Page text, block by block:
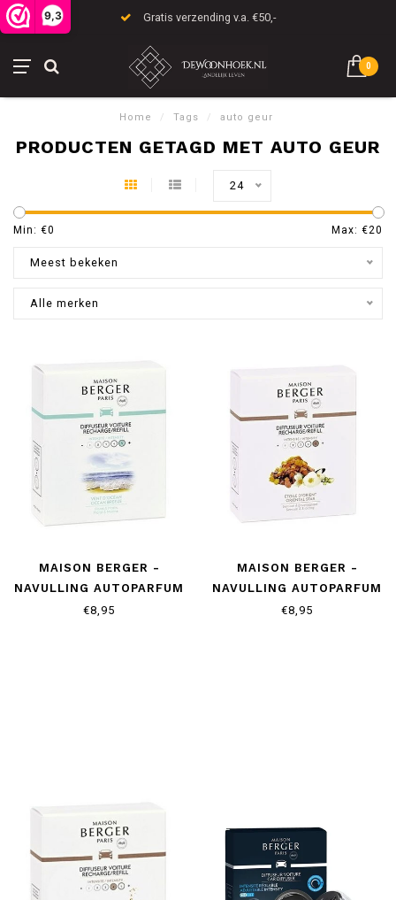
9,3 Gratis verzending v.a. €50,-
0
Home / Tags / auto geur
PRODUCTEN GETAGD MET AUTO GEUR
24
Min: €0 Max: €20
Meest bekeken
Alle merken
MAISON BERGER -
NAVULLING AUTOPARFUM
- OCEAN BREEZE
€8,95
MAISON BERGER -
NAVULLING AUTOPARFUM
- ORIENTAL STAR
€8,95